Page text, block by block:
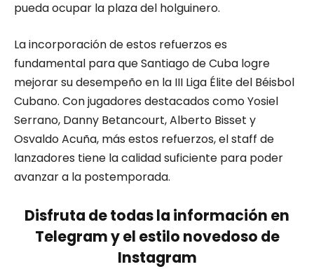
pueda ocupar la plaza del holguinero.
La incorporación de estos refuerzos es
fundamental para que Santiago de Cuba logre
mejorar su desempeño en la III Liga Élite del Béisbol
Cubano. Con jugadores destacados como Yosiel
Serrano, Danny Betancourt, Alberto Bisset y
Osvaldo Acuña, más estos refuerzos, el staff de
lanzadores tiene la calidad suficiente para poder
avanzar a la postemporada.
Disfruta de todas la información en
Telegram y el estilo novedoso de
Instagram